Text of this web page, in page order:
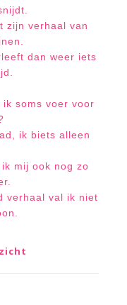
zijn verhaal van
dan weer iets
soms voer voor
ik biets alleen
mij ook nog zo
verhaal val ik niet